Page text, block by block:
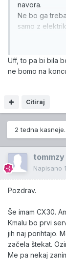
navora.
Ne bo ga
samo z
Uff, to pa bi bila
ne bomo na
Citiraj
2 tedna
tommzy
Napisano
Pozdrav.
Še imam CX30.
Kmalu bo prvi
jih naj porihtajo.
začela štekat.
Me pa nekaj